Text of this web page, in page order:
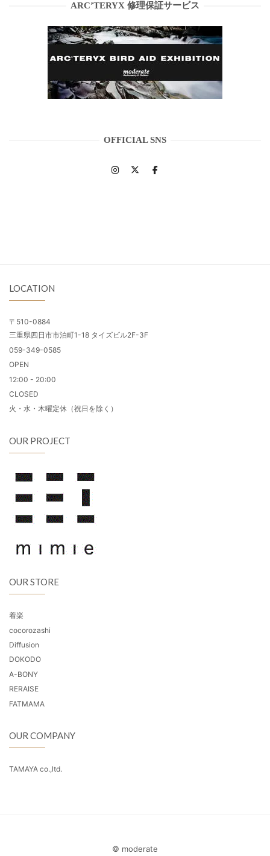
ARC’TERYX 修理保証サービス
OFFICIAL SNS
LOCATION
〒510-0884
三重県四日市市泊町1-18 タイズビル2F-3F
059-349-0585
OPEN
12:00 - 20:00
CLOSED
火・水・木曜定休（祝日を除く）
OUR PROJECT
OUR STORE
着楽
cocorozashi
Diffusion
DOKODO
A-BONY
RERAISE
FATMAMA
OUR COMPANY
TAMAYA co.,ltd.
© moderate